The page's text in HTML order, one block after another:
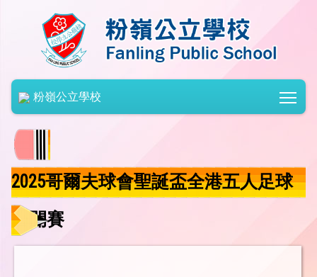
粉嶺公立學校
2025哥爾夫球會聖誕盃全港五人足球
公開賽